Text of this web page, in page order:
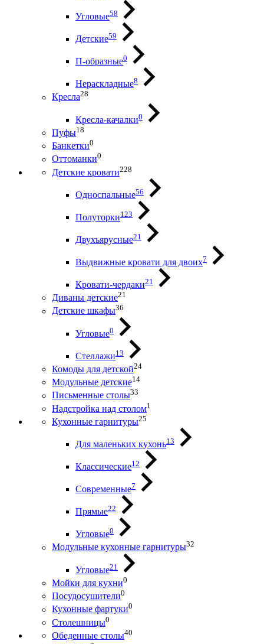
Угловые58
Детские59
П-образные0
Нераскладные8
Кресла28
Кресла-качалки0
Пуфы18
Банкетки0
Оттоманки0
Детские кровати228
Односпальные56
Полуторки123
Двухъярусные21
Выдвижные кровати для двоих7
Кровати-чердаки21
Диваны детские21
Детские шкафы36
Угловые0
Стеллажи13
Комоды для детской24
Модульные детские14
Письменные столы33
Надстройка над столом1
Кухонные гарнитуры25
Для маленьких кухонь13
Классические12
Современные7
Прямые22
Угловые0
Модульные кухонные гарнитуры32
Угловые21
Мойки для кухни0
Посудосушители0
Кухонные фартуки0
Столешницы0
Обеденные столы40